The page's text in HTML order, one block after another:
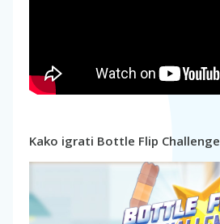
Kako igrati Bottle Flip Challenge